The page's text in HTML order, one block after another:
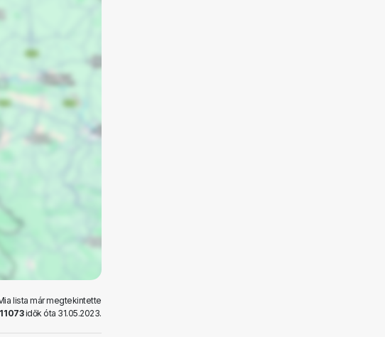
lista már megtekintette
11073idők óta 31.05.2023.